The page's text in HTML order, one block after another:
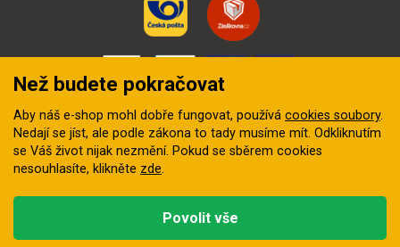
digitální agentura FEO
Než budete pokračovat
Aby náš e-shop mohl dobře fungovat, používá cookies soubory.
Nedají se jíst, ale podle zákona to tady musíme mít. Odkliknutím
se Váš život nijak nezmění. Pokud se sběrem cookies
nesouhlasíte, klikněte zde.
Povolit vše